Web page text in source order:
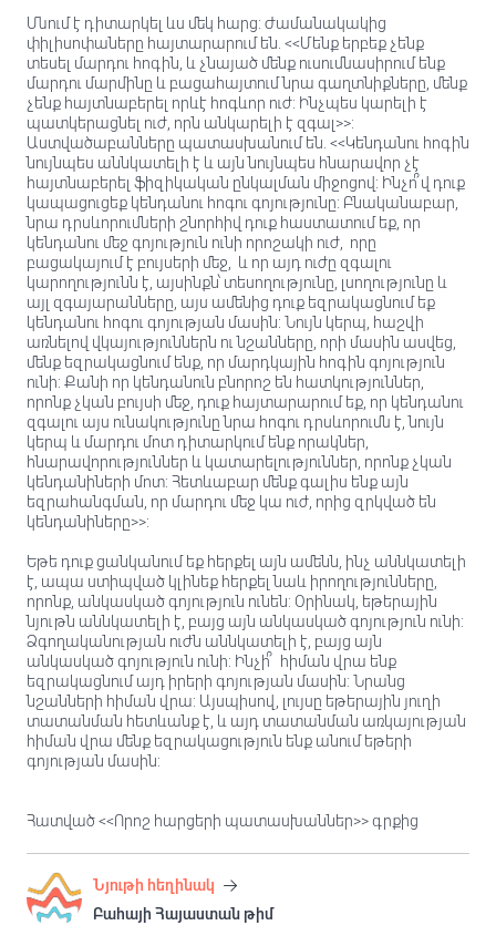
Մնում է դիտարկել ևս մեկ հարց: Ժամանակակից
փիլիսոփաները հայտարարում են. <<Մենք երբեք չենք
տեսել մարդու հոգին, և չնայած մենք ուսումնասիրում ենք
մարդու մարմինը և բացահայտում նրա գաղտնիքները, մենք
չենք հայտնաբերել որևէ հոգևոր ուժ: Ինչպես կարելի է
պատկերացնել ուժ, որն անկարելի է զգալ>>:
Աստվածաբանները պատասխանում են. <<Կենդանու հոգին
նույնպես աննկատելի է և այն նույնպես հնարավոր չէ
հայտնաբերել ֆիզիկական ընկալման միջոցով: Ինչո՞վ դուք
կապացուցեք կենդանու հոգու գոյությունը: Բնականաբար,
նրա դրսևորումների շնորհիվ դուք հաստատում եք, որ
կենդանու մեջ գոյություն ունի որոշակի ուժ, որը
բացակայում է բույսերի մեջ, և որ այդ ուժը զգալու
կարողությունն է, այսինքն՝ տեսողությունը, լսողությունը և
այլ զգայարանները, այս ամենից դուք եզրակացնում եք
կենդանու հոգու գոյության մասին: Նույն կերպ, հաշվի
առնելով վկայություններն ու նշանները, որի մասին ասվեց,
մենք եզրակացնում ենք, որ մարդկային հոգին գոյություն
ունի: Քանի որ կենդանուն բնորոշ են հատկություններ,
որոնք չկան բույսի մեջ, դուք հայտարարում եք, որ կենդանու
զգալու այս ունակությունը նրա հոգու դրսևորումն է, նույն
կերպ և մարդու մոտ դիտարկում ենք որակներ,
հնարավորություններ և կատարելություններ, որոնք չկան
կենդանիների մոտ: Հետևաբար մենք գալիս ենք այն
եզրահանգման, որ մարդու մեջ կա ուժ, որից զրկված են
կենդանիները>>:
Եթե դուք ցանկանում եք հերքել այն ամենն, ինչ աննկատելի
է, ապա ստիպված կլինեք հերքել նաև իրողությունները,
որոնք, անկասկած գոյություն ունեն: Օրինակ, եթերային
նյութն աննկատելի է, բայց այն անկասկած գոյություն ունի:
Ձգողականության ուժն աննկատելի է, բայց այն
անկասկած գոյություն ունի: Ինչի՞ հիման վրա ենք
եզրակացնում այդ իրերի գոյության մասին: Նրանց
նշանների հիման վրա: Այսպիսով, լույսը եթերային յուղի
տատանման հետևանք է, և այդ տատանման առկայության
հիման վրա մենք եզրակացություն ենք անում եթերի
գոյության մասին:
Հատված <<Որոշ հարցերի պատասխաններ>> գրքից
Նյութի հեղինակ
Բահայի Հայաստան թիմ